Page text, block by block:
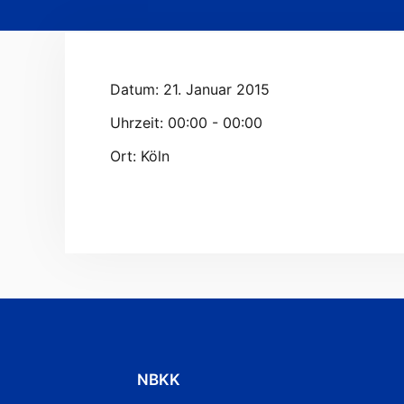
Datum: 21. Januar 2015
Uhrzeit: 00:00 - 00:00
Ort: Köln
NBKK